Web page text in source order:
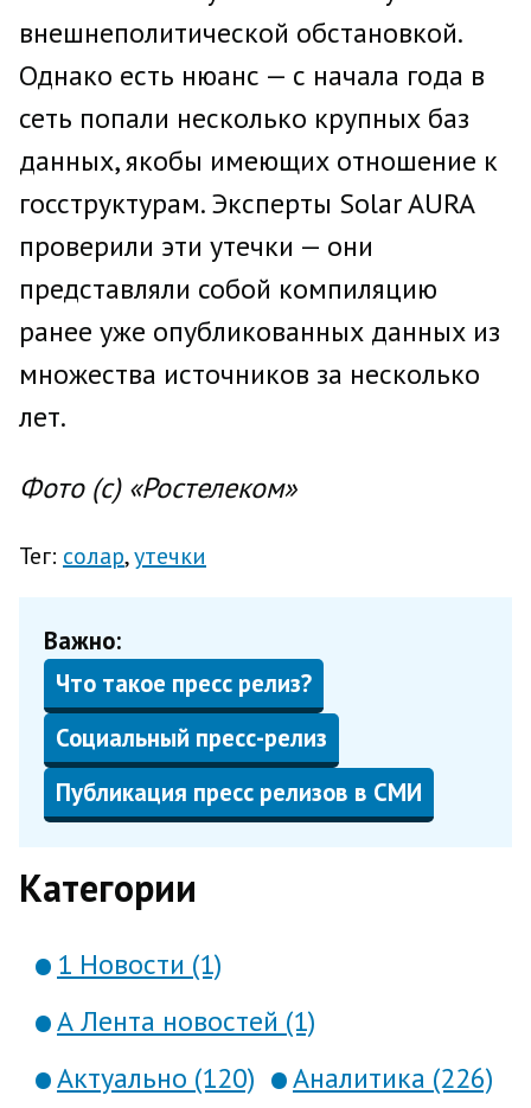
внешнеполитической обстановкой.
Однако есть нюанс — с начала года в
сеть попали несколько крупных баз
данных, якобы имеющих отношение к
госструктурам. Эксперты Solar AURA
проверили эти утечки — они
представляли собой компиляцию
ранее уже опубликованных данных из
множества источников за несколько
лет.
Фото (с) «Ростелеком»
Тег: солар утечки
Важно:
Что такое пресс релиз?
Социальный пресс-релиз
Публикация пресс релизов в СМИ
Категории
1 Новости (1)
А Лента новостей (1)
Актуально (120)
Аналитика (226)